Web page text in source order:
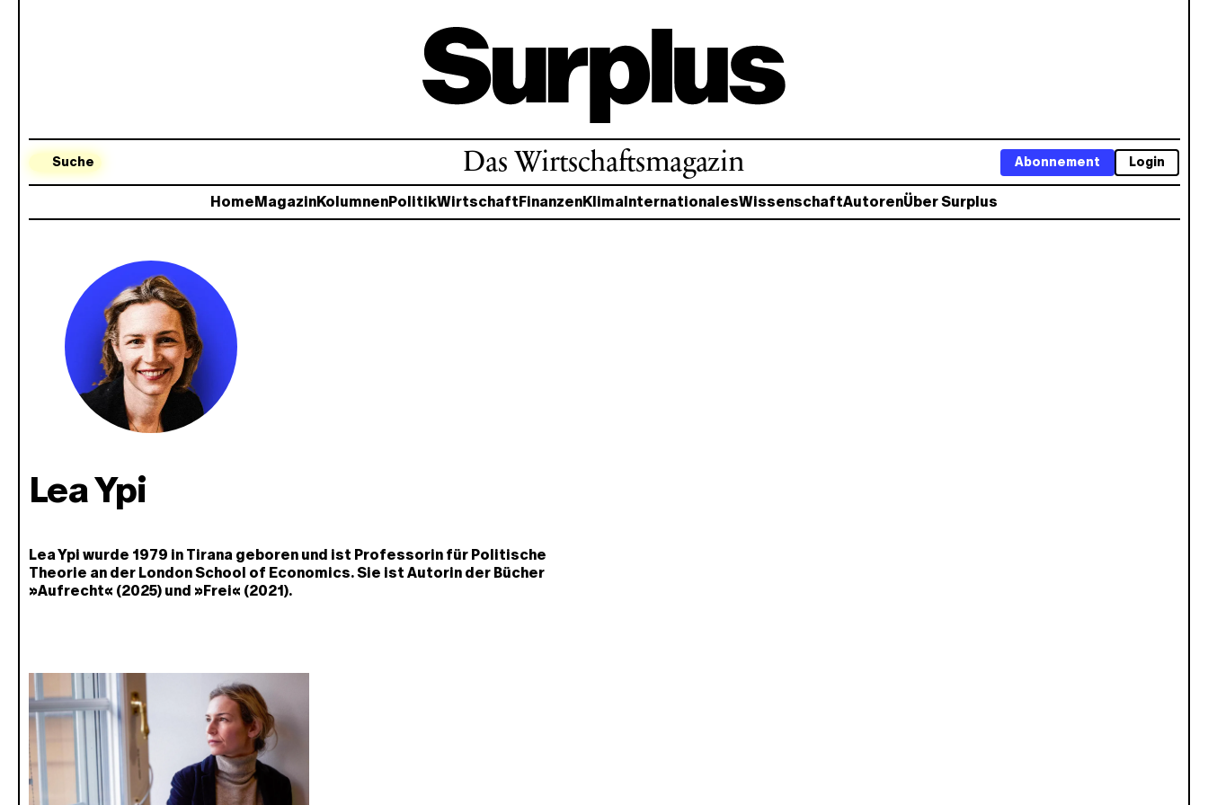
Suche Das Wirtschaftsmagazin Login
Abonnement
HomeMagazinKolumnenPolitikWirtschaftFinanzenKlimaInternationalesWissenschaftAutorenÜber Surplus
Lea Ypi
Lea Ypi wurde 1979 in Tirana geboren und ist Professorin für Politische
Theorie an der London School of Economics. Sie ist Autorin der Bücher
»Aufrecht« (2025) und »Frei« (2021).